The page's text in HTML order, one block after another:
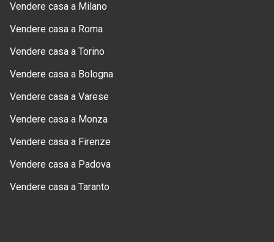
Vendere casa a Milano
Vendere casa a Roma
Vendere casa a Torino
Vendere casa a Bologna
Vendere casa a Varese
Vendere casa a Monza
Vendere casa a Firenze
Vendere casa a Padova
Vendere casa a Taranto